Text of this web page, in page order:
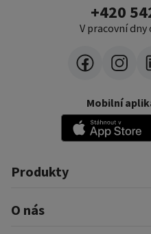
+420
V pracovní dny
Mobilní
Produkty
Půjčky
Financování podnikatelů
O nás